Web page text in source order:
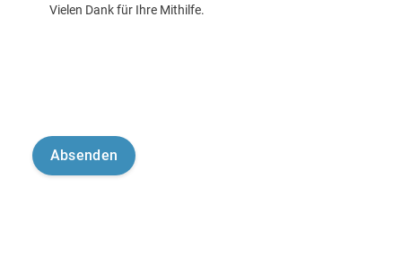
Vielen Dank für Ihre Mithilfe.